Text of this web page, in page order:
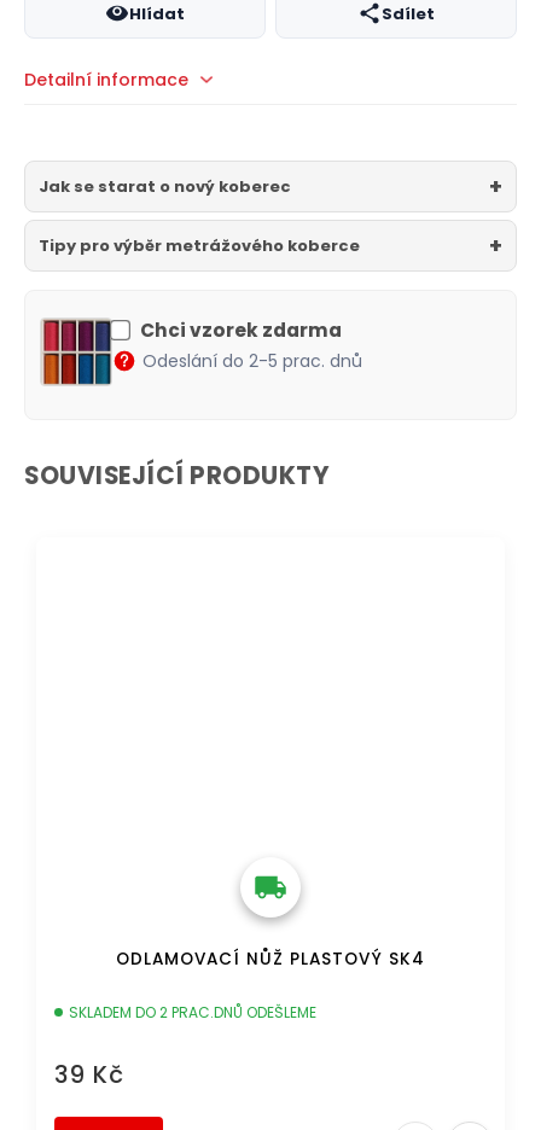
Hlídat Sdílet
Detailní informace
Jak se starat o nový koberec
Tipy pro výběr metrážového koberce
Chci vzorek zdarma
Odeslání do 2-5 prac. dnů
SOUVISEJÍCÍ PRODUKTY
ODLAMOVACÍ NŮŽ PLASTOVÝ SK4
SKLADEM DO 2 PRAC.DNŮ ODEŠLEME
39 Kč